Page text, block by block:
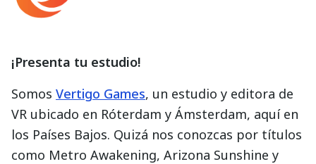
¡Presenta tu estudio!
Somos Vertigo Games, un estudio y editora de
VR ubicado en Róterdam y Ámsterdam, aquí en
los Países Bajos. Quizá nos conozcas por títulos
como Metro Awakening, Arizona Sunshine y